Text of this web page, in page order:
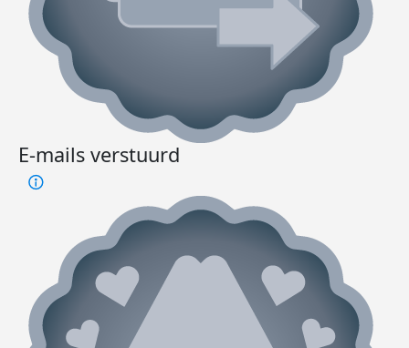
E-mails verstuurd